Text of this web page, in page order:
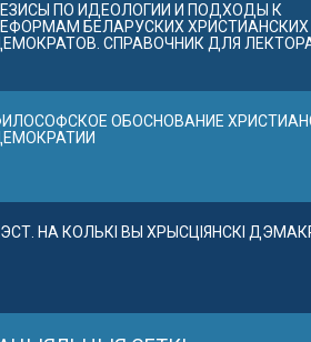
ПО ИДЕОЛОГИИ И ПОДХОДЫ К
БЕЛАРУСКИХ ХРИСТИАНСКИХ
СПРАВОЧНИК ДЛЯ
ОБОСНОВАНИЕ
НА КОЛЬКІ ВЫ ХРЫСЦІЯНСКІ